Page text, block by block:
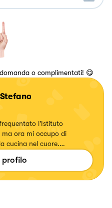
o complimentati! 😋
l'Istituto
ma ora mi occupo di
cucina nel cuore.
frase ..."voglio essere libero
è la mia idea di
profilo